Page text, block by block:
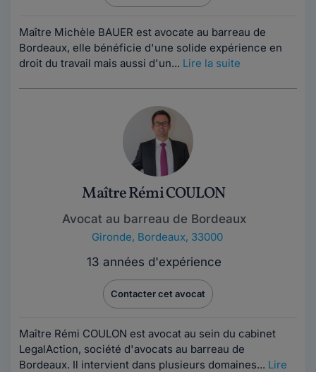
Maître Michèle BAUER est avocate au barreau de
Bordeaux, elle bénéficie d'une solide expérience en
droit du travail mais aussi d'un... Lire la suite
Maître Rémi COULON
Avocat au barreau de Bordeaux
Gironde, Bordeaux, 33000
13 années d'expérience
Contacter cet avocat
Maître Rémi COULON est avocat au sein du cabinet
LegalAction, société d'avocats au barreau de
Bordeaux. Il intervient dans plusieurs domaines... Lire